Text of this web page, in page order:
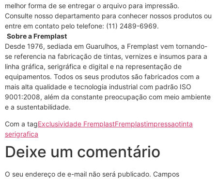
melhor forma de se entregar o arquivo para impressão.
Consulte nosso departamento para conhecer nossos produtos ou
entre em contato pelo telefone: (11) 2489-6969.
Sobre a Fremplast
Desde 1976, sediada em Guarulhos, a Fremplast vem tornando-
se referencia na fabricação de tintas, vernizes e insumos para a
linha gráfica, serigráfica e digital e na representação de
equipamentos. Todos os seus produtos são fabricados com a
mais alta qualidade e tecnologia industrial com padrão ISO
9001:2008, além da constante preocupação com meio ambiente
e a sustentabilidade.
Com a tagExclusividade FremplastFremplastimpressaotinta
serigrafica
Deixe um comentário
O seu endereço de e-mail não será publicado. Campos